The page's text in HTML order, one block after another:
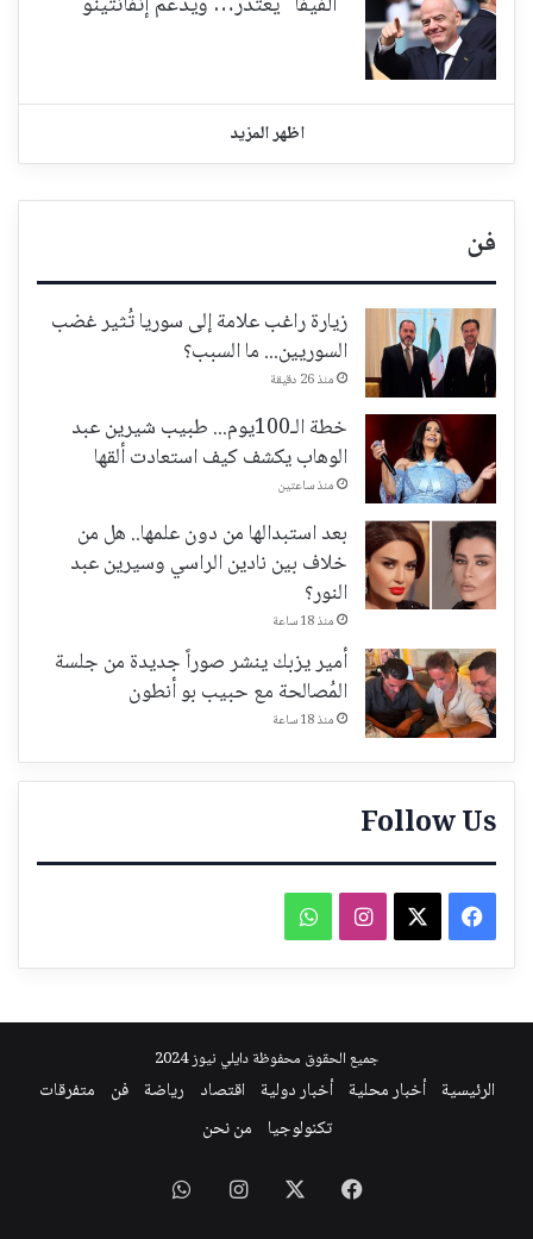
اظهر المزيد
فن
زيارة راغب علامة إلى سوريا تُثير غضب
السوريين... ما السبب؟
منذ 26 دقيقة
خطة الـ100يوم... طبيب شيرين عبد
الوهاب يكشف كيف استعادت ألقها
منذ ساعتين
بعد استبدالها من دون علمها.. هل من
خلاف بين نادين الراسي وسيرين عبد
النور؟
منذ 18 ساعة
أمير يزبك ينشر صوراً جديدة من جلسة
المُصالحة مع حبيب بو أنطون
منذ 18 ساعة
Follow Us
فيسبوك انستقرامواتساب
جميع الحقوق محفوظة دايلي نيوز 2024
الرئيسية أخبار محلية أخبار دولية اقتصاد رياضة فن متفرقات
تكنولوجيا من نحن
فيسبوك انستقرامواتساب